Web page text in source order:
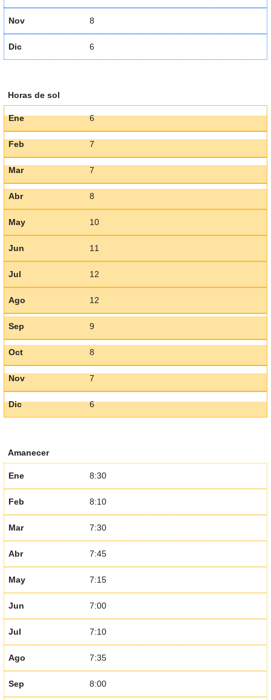
Nov 8
Dic 6
Horas de sol
Ene 6
Feb 7
Mar 7
Abr 8
May 10
Jun 11
Jul 12
Ago 12
Sep 9
Oct 8
Nov 7
Dic 6
Amanecer
Ene 8:30
Feb 8:10
Mar 7:30
Abr 7:45
May 7:15
Jun 7:00
Jul 7:10
Ago 7:35
Sep 8:00